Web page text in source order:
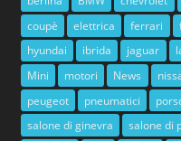
coupè
elettrica ferrari
hyundai
ibrida jaguar
Mini
motori News
peugeot
pneumatici
salone di ginevra
salone di